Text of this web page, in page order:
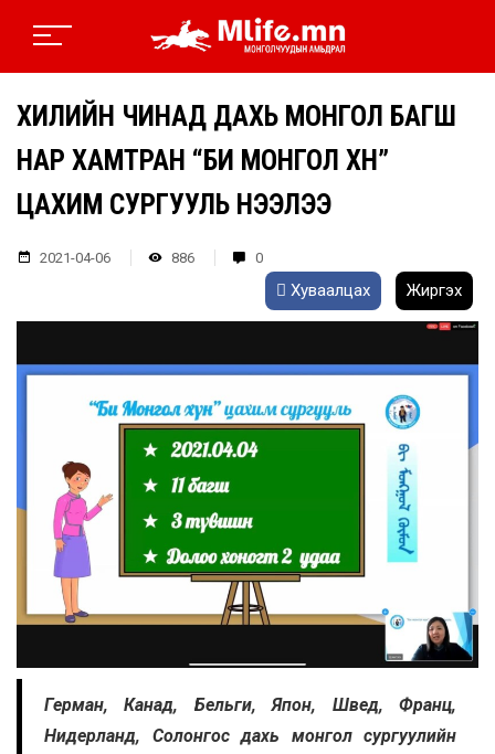
ХИЛИЙН ЧИНАД ДАХЬ МОНГОЛ БАГШ
НАР ХАМТРАН “БИ МОНГОЛ ХҮН”
ЦАХИМ СУРГУУЛЬ НЭЭЛЭЭ
2021-04-06 886 0
Хуваалцах Жиргэх
Герман, Канад, Бельги, Япон, Швед, Франц,
Нидерланд, Солонгос дахь монгол сургуулийн